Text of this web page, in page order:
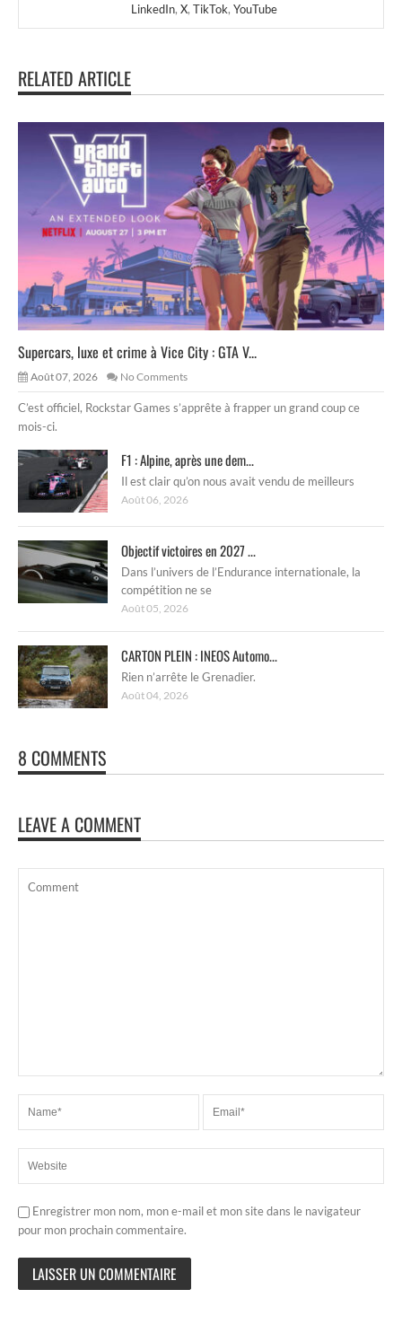
LinkedIn, X, TikTok, YouTube
RELATED ARTICLE
Supercars, luxe et crime à Vice City : GTA V...
Août 07, 2026 No Comments
C’est officiel, Rockstar Games s’apprête à frapper un grand coup ce
mois-ci.
F1 : Alpine, après une dem...
Il est clair qu’on nous avait vendu de meilleurs
Août 06, 2026
Objectif victoires en 2027 ...
Dans l’univers de l’Endurance internationale, la
compétition ne se
Août 05, 2026
CARTON PLEIN : INEOS Automo...
Rien n’arrête le Grenadier.
Août 04, 2026
8 COMMENTS
LEAVE A COMMENT
Enregistrer mon nom, mon e-mail et mon site dans le navigateur
pour mon prochain commentaire.